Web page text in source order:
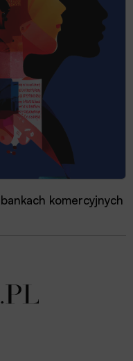
komercyjnych